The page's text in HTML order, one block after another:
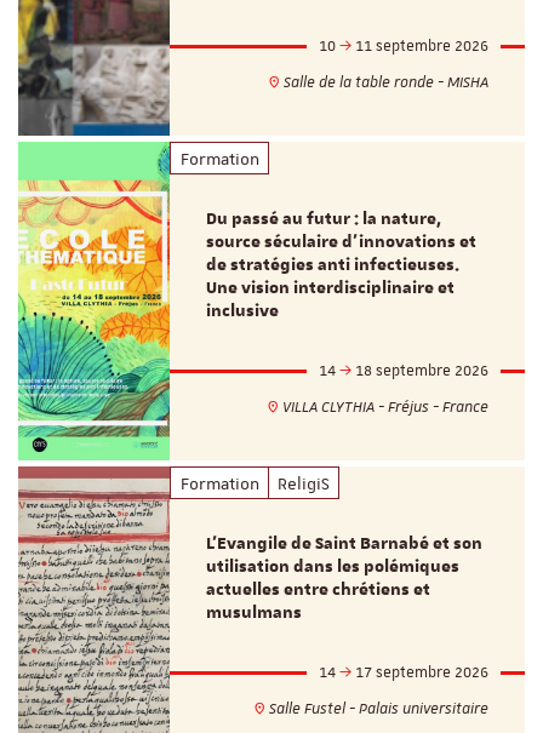
10
11 septembre 2026
Salle de la table ronde - MISHA
Formation
Du passé au futur : la nature,
source séculaire d’innovations et
de stratégies anti infectieuses.
Une vision interdisciplinaire et
inclusive
14
18 septembre 2026
VILLA CLYTHIA - Fréjus - France
Formation ReligiS
L’Evangile de Saint Barnabé et son
utilisation dans les polémiques
actuelles entre chrétiens et
musulmans
14
17 septembre 2026
Salle Fustel - Palais universitaire